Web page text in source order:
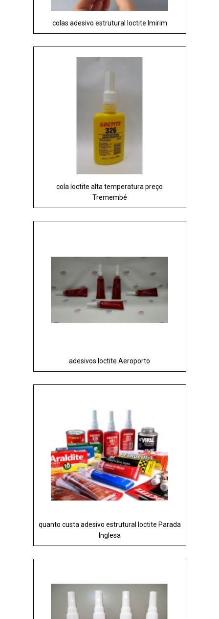
colas adesivo estrutural loctite Imirim
cola loctite alta temperatura preço
Tremembé
adesivos loctite Aeroporto
quanto custa adesivo estrutural loctite Parada
Inglesa